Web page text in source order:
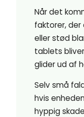
Når det
faktorer,
eller stød
tablets
glider ud af
Selv små
hvis
hyppig